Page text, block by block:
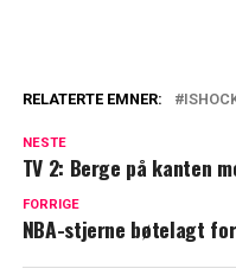
RELATERTE EMNER:
NESTE
TV 2: Berge på kanten
FORRIGE
NBA-stjerne bøtelagt